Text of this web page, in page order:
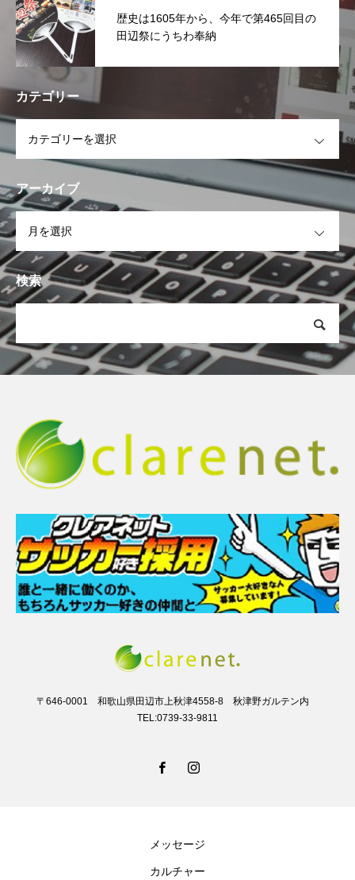
歴史は1605年から、今年で第465回目の
田辺祭にうちわ奉納
カテゴリー
アーカイブ
検索
〒646-0001 和歌山県田辺市上秋津4558-8 秋津野ガルテン内
TEL:0739-33-9811
メッセージ
カルチャー